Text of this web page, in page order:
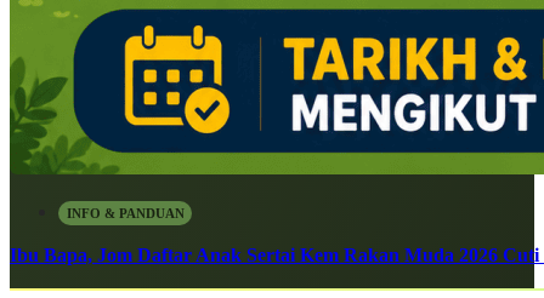
INFO & PANDUAN
Ibu Bapa, Jom Daftar Anak Sertai Kem Rakan Muda 2026